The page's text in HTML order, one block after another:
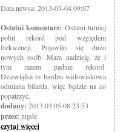
Data newsa: 2013-03-04 09:07
Ostatni komentarz: Ostatni turniej
pobił rekord pod względem
frekwencji. Pojawiło się dużo
nowych osób. Mam nadzieję, że i
tym razem padnie rekord.
Dziewiątka to bardzo widowiskowa
odmiana bilarda, więc będzie na co
popatrzyć.
dodany: 2013.03.05 08:23:53
przez: jugde
czytaj więcej